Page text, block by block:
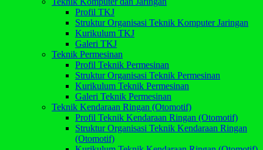
Profil TKJ
Struktur Organisasi Teknik Komputer Jaringan
Kurikulum TKJ
Galeri TKJ
Teknik Permesinan
Profil Teknik Permesinan
Struktur Organisasi Teknik Permesinan
Kurikulum Teknik Permesinan
Galeri Teknik Permesinan
Teknik Kendaraan Ringan (Otomotif)
Profil Teknik Kendaraan Ringan (Otomotif)
Struktur Organisasi Teknik Kendaraan Ringan
(Otomotif)